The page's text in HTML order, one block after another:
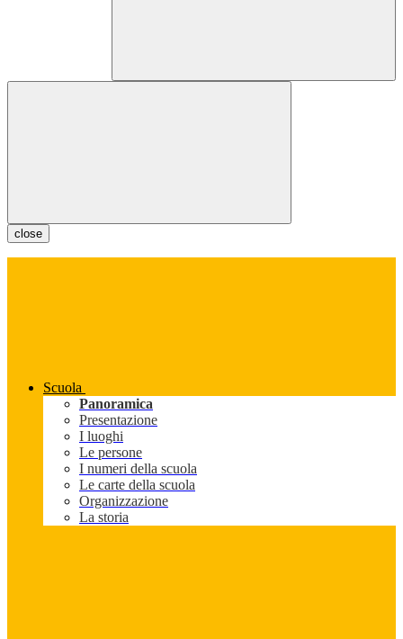
close
Scuola
Panoramica
Presentazione
I luoghi
Le persone
I numeri della scuola
Le carte della scuola
Organizzazione
La storia